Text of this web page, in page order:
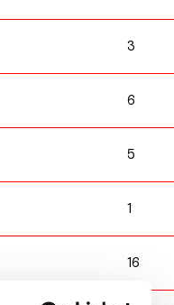
3
6
5
1
16